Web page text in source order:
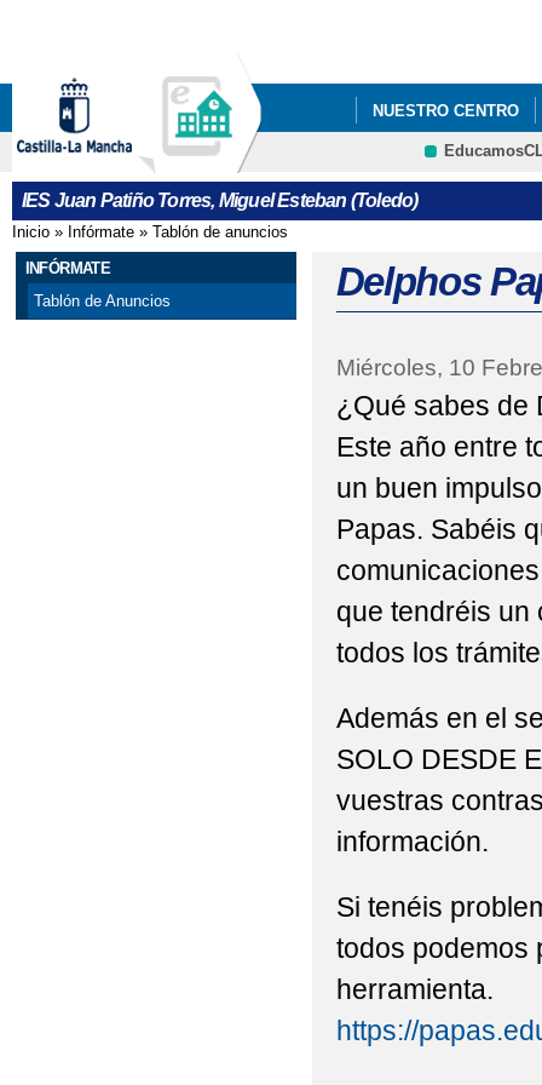
NUESTRO CENTRO
DELPHOS PAPAS
IES Juan Patiño Torres, Miguel Esteban (Toledo)
Se encuentra usted aquí
Inicio » Infórmate » Tablón de anuncios
INFÓRMATE
Tablón de Anuncios
Delphos
Miércoles, 10
¿Qué sabes de
Este año entre
un buen
Papas. Sabéis
que tendréis un
todos los
Además en el
SOLO DESDE
vuestras
información.
Si tenéis
todos podemos
herramienta.
https://